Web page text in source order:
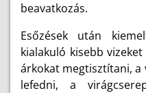
beavatkozás.
Esőzések után
kialakuló kisebb
árkokat megtisztítani, a
lefedni, a